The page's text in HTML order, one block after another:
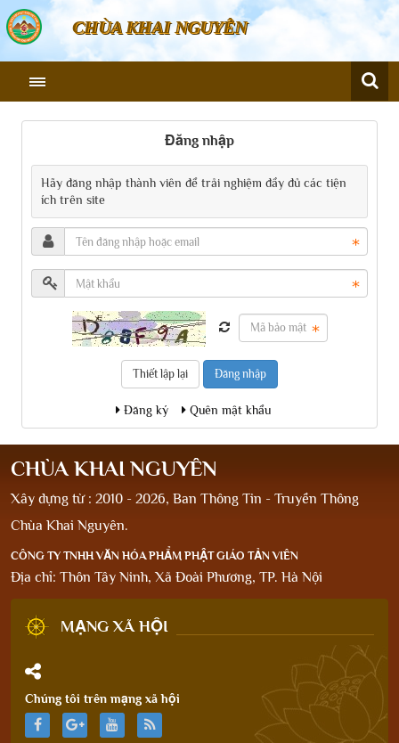
CHÙA KHAI NGUYÊN
Đăng nhập
Hãy đăng nhập thành viên để trải nghiệm đầy đủ các tiện
ích trên site
Đăng nhập
Đăng ký Quên mật khẩu
CHÙA KHAI NGUYÊN
Xây dựng từ : 2010 - 2026, Ban Thông Tin - Truyền Thông
Chùa Khai Nguyên.
CÔNG TY TNHH VĂN HÓA PHẨM PHẬT GIÁO TẢN VIÊN
Địa chỉ: Thôn Tây Ninh, Xã Đoài Phương, TP. Hà Nội
MẠNG XÃ HỘI
Chúng tôi trên mạng xã hội